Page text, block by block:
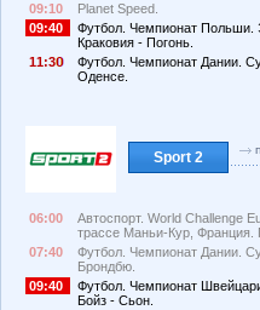
09:10
Planet Speed.
09:40
Футбол. Чемпионат Польши.
Краковия - Погонь.
11:3
Футбол. Чемпионат Дании.
Оденсе.
Sport 2
06:00
Автоспорт. World Challenge
трассе Маньи-Кур, Франция.
07:40
Футбол. Чемпионат Дании.
Брондбю.
09:40
Футбол. Чемпионат
Бойз - Сьон.